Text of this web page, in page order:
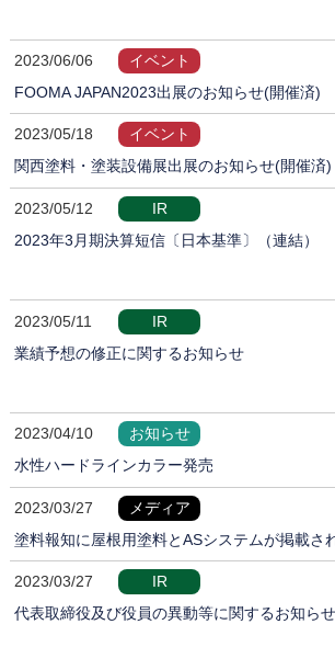
2023/06/06
イベント
FOOMA JAPAN2023出展のお知らせ(開催済)
2023/05/18
イベント
関西塗料・塗装設備展出展のお知らせ(開催済)
2023/05/12
IR
2023年3月期決算短信〔日本基準〕（連結）
2023/05/11
IR
業績予想の修正に関するお知らせ
2023/04/10
お知らせ
水性ハードラインカラー発売
2023/03/27
メディア
塗料報知に屋根用塗料とASシステムが掲載さ
2023/03/27
IR
代表取締役及び役員の異動等に関するお知らせ